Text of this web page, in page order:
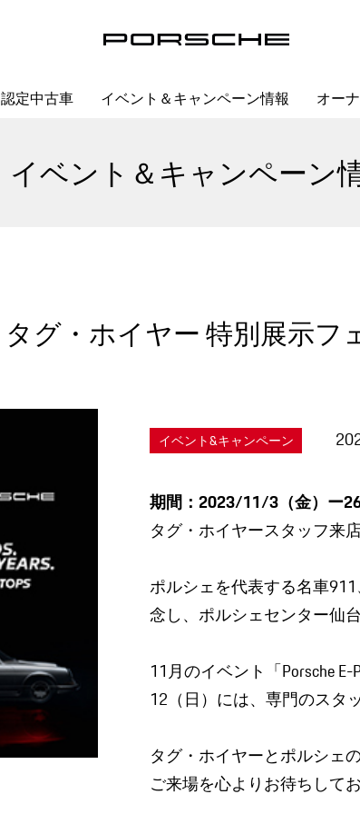
認定中古車 イベント＆キャンペーン情報 オー
イベント＆キャンペーン
タグ・ホイヤー 特別展示フ
イベント&キャンペーン
期間：2023/11/3（金）ー26
タグ・ホイヤースタッフ来
ポルシェを代表する名車
念し、ポルシェセンター仙
11月のイベント「Porsche
12（日）には、専門のスタ
タグ・ホイヤーとポルシェ
ご来場を心よりお待ちしてお